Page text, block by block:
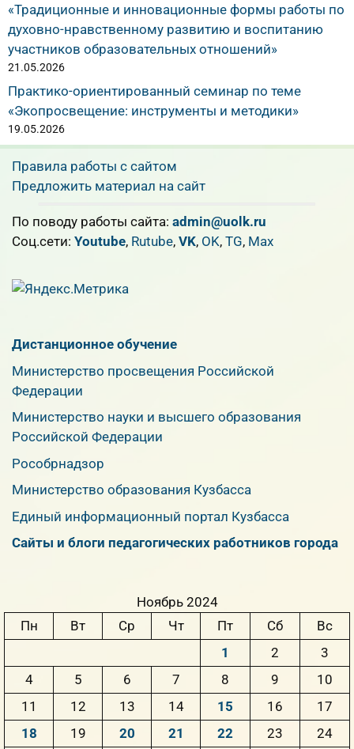
«Традиционные и инновационные формы работы по
духовно-нравственному развитию и воспитанию
участников образовательных отношений»
21.05.2026
Практико-ориентированный семинар по теме
«Экопросвещение: инструменты и методики»
19.05.2026
Правила работы с сайтом
Предложить материал на сайт
По поводу работы сайта: admin@uolk.ru
Cоц.сети: Youtube, Rutube, VK, OK, TG, Max
Дистанционное обучение
Министерство просвещения Российской
Федерации
Министерство науки и высшего образования
Российской Федерации
Рособрнадзор
Министерство образования Кузбасса
Единый информационный портал Кузбасса
Сайты и блоги педагогических работников города
Ноябрь 2024
Пн
Вт Ср Чт Пт Сб
Вс
1
2
3
4
5 6 7 8 9
10
11
12 13 14 15 16
17
18
19 20 21 22 23 24